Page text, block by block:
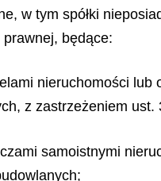
w tym spółki
będące:
nieruchomości lub
z zastrzeżeniem ust.
samoistnymi